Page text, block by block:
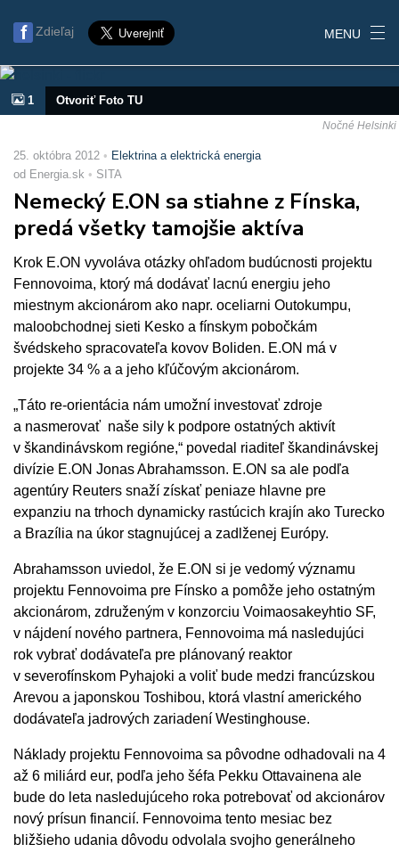
Zdieľaj MENU
1 Otvoriť Foto TU
Nočné Helsinki
25. októbra 2012
Elektrina a elektrická energia
od Energia.sk
SITA
Nemecký E.ON sa stiahne z Fínska,
predá všetky tamojšie aktíva
Krok E.ON vyvoláva otázky ohľadom budúcnosti projektu
Fennovoima, ktorý má dodávať lacnú energiu jeho
miestnym akcionárom ako napr. oceliarni Outokumpu,
maloobchodnej sieti Kesko a fínskym pobočkám
švédskeho spracovateľa kovov Boliden. E.ON má v
projekte 34 % a a jeho kľúčovým akcionárom.
„Táto re-orientácia nám umožní investovať zdroje
a nasmerovať naše sily k podpore ostatných aktivít
v škandinávskom regióne,“ povedal riaditeľ škandinávskej
divízie E.ON Jonas Abrahamsson. E.ON sa ale podľa
agentúry Reuters snaží získať peniaze hlavne pre
expanziu na trhoch dynamicky rastúcich krajín ako Turecko
a Brazília na úkor stagnujúcej a zadlženej Európy.
Abrahamsson uviedol, že E.ON si je vedomý významu
projektu Fennovoima pre Fínsko a pomôže jeho ostatným
akcionárom, združeným v konzorciu Voimaosakeyhtio SF,
v nájdení nového partnera, Fennovoima má nasledujúci
rok vybrať dodávateľa pre plánovaný reaktor
v severofínskom Pyhajoki a voliť bude medzi francúzskou
Arevou a japonskou Toshibou, ktorá vlastní amerického
dodávateľa jadrových zariadení Westinghouse.
Náklady projektu Fennovoima sa pôvodne odhadovali na 4
až 6 miliárd eur, podľa jeho šéfa Pekku Ottavainena ale
bude do leta nasledujúceho roka potrebovať od akcionárov
nový prísun financií. Fennovoima tento mesiac bez
bližšieho udania dôvodu odvolala svojho generálneho